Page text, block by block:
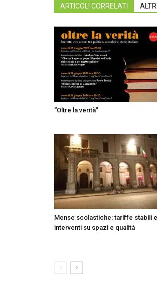
ARTICOLI CORRELATI
“Oltre la verità”
Mense scolastiche: tariffe stabili e
interventi su spazi e qualità